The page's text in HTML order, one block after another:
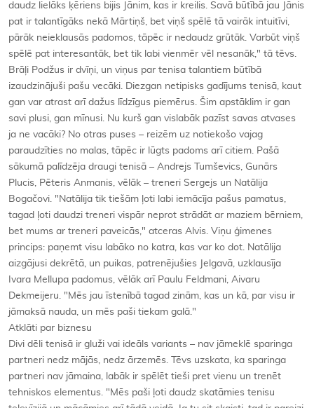
daudz lielāks ķēriens bijis Jānim, kas ir kreilis. Savā būtībā jau Jānis
pat ir talantīgāks nekā Mārtiņš, bet viņš spēlē tā vairāk intuitīvi,
pārāk neieklausās padomos, tāpēc ir nedaudz grūtāk. Varbūt viņš
spēlē pat interesantāk, bet tik labi vienmēr vēl nesanāk," tā tēvs.
Brāļi Podžus ir dvīņi, un viņus par tenisa talantiem būtībā
izaudzinājuši pašu vecāki. Diezgan netipisks gadījums tenisā, kaut
gan var atrast arī dažus līdzīgus piemērus. Šim apstāklim ir gan
savi plusi, gan mīnusi. Nu kurš gan vislabāk pazīst savas atvases
ja ne vacāki? No otras puses – reizēm uz notiekošo vajag
paraudzīties no malas, tāpēc ir lūgts padoms arī citiem. Pašā
sākumā palīdzēja draugi tenisā – Andrejs Tumševics, Gunārs
Plucis, Pēteris Anmanis, vēlāk – treneri Sergejs un Natālija
Bogačovi. "Natālija tik tiešām ļoti labi iemācīja pašus pamatus,
tagad ļoti daudzi treneri vispār neprot strādāt ar maziem bērniem,
bet mums ar treneri paveicās," atceras Alvis. Viņu ģimenes
princips: paņemt visu labāko no katra, kas var ko dot. Natālija
aizgājusi dekrētā, un puikas, patrenējušies Jelgavā, uzklausīja
Ivara Mellupa padomus, vēlāk arī Paulu Feldmani, Aivaru
Dekmeijeru. "Mēs jau īstenībā tagad zinām, kas un kā, par visu ir
jāmaksā nauda, un mēs paši tiekam galā."
Atklāti par biznesu
Divi dēli tenisā ir gluži vai ideāls variants – nav jāmeklē sparinga
partneri nedz mājās, nedz ārzemēs. Tēvs uzskata, ka sparinga
partneri nav jāmaina, labāk ir spēlēt tieši pret vienu un trenēt
tehniskos elementus. "Mēs paši ļoti daudz skatāmies tenisu